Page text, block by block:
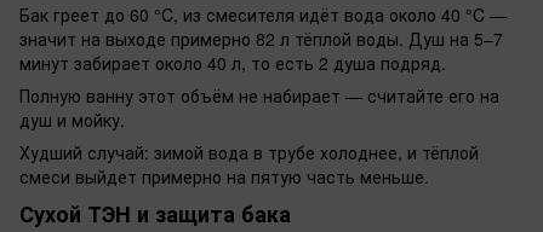
Бак греет до 60 °C, из смесителя идёт вода около 40 °C —
значит на выходе примерно 82 л тёплой воды. Душ на 5–7
минут забирает около 40 л, то есть 2 душа подряд.
Полную ванну этот объём не набирает — считайте его на
душ и мойку.
Худший случай: зимой вода в трубе холоднее, и тёплой
смеси выйдет примерно на пятую часть меньше.
Сухой ТЭН и защита бака